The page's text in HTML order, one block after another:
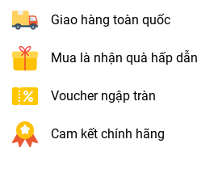
Giao hàng toàn quốc
Mua là nhận quà hấp dẫn
Voucher ngập tràn
Cam kết chính hãng